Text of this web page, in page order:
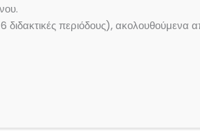
περιόδους), ακολουθούμενα